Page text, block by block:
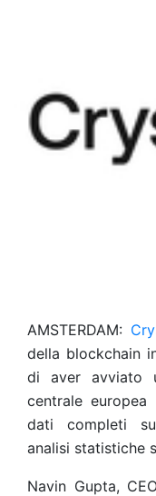
AMSTERDAM:
della blockchain
di aver avviato
centrale europea
dati completi
analisi statistiche
Navin Gupta,